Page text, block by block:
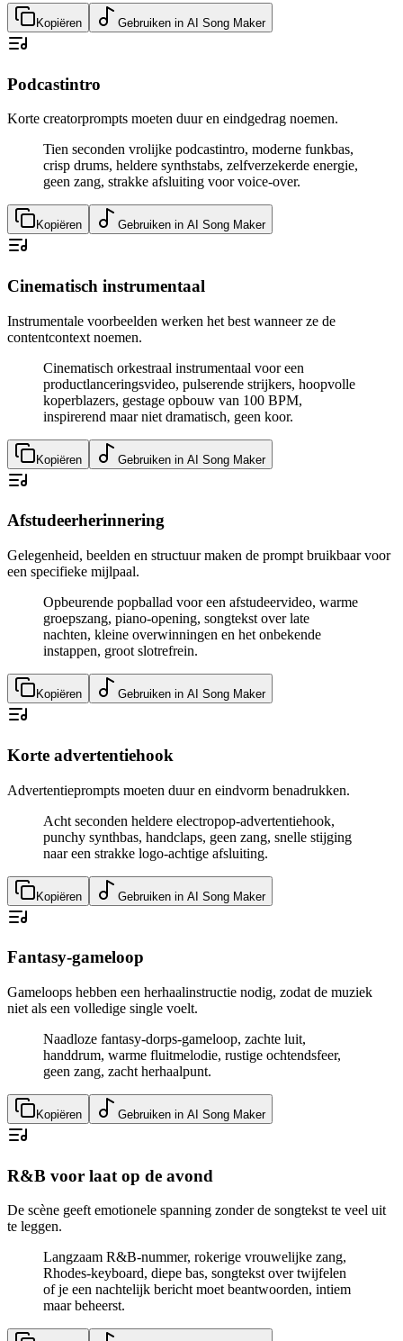
Kopiëren Gebruiken in AI Song Maker
Podcastintro
Korte creatorprompts moeten duur en eindgedrag noemen.
Tien seconden vrolijke podcastintro, moderne funkbas,
crisp drums, heldere synthstabs, zelfverzekerde energie,
geen zang, strakke afsluiting voor voice-over.
Kopiëren Gebruiken in AI Song Maker
Cinematisch instrumentaal
Instrumentale voorbeelden werken het best wanneer ze de
contentcontext noemen.
Cinematisch orkestraal instrumentaal voor een
productlanceringsvideo, pulserende strijkers, hoopvolle
koperblazers, gestage opbouw van 100 BPM,
inspirerend maar niet dramatisch, geen koor.
Kopiëren Gebruiken in AI Song Maker
Afstudeerherinnering
Gelegenheid, beelden en structuur maken de prompt bruikbaar voor
een specifieke mijlpaal.
Opbeurende popballad voor een afstudeervideo, warme
groepszang, piano-opening, songtekst over late
nachten, kleine overwinningen en het onbekende
instappen, groot slotrefrein.
Kopiëren Gebruiken in AI Song Maker
Korte advertentiehook
Advertentieprompts moeten duur en eindvorm benadrukken.
Acht seconden heldere electropop-advertentiehook,
punchy synthbas, handclaps, geen zang, snelle stijging
naar een strakke logo-achtige afsluiting.
Kopiëren Gebruiken in AI Song Maker
Fantasy-gameloop
Gameloops hebben een herhaalinstructie nodig, zodat de muziek
niet als een volledige single voelt.
Naadloze fantasy-dorps-gameloop, zachte luit,
handdrum, warme fluitmelodie, rustige ochtendsfeer,
geen zang, zacht herhaalpunt.
Kopiëren Gebruiken in AI Song Maker
R&B voor laat op de avond
De scène geeft emotionele spanning zonder de songtekst te veel uit
te leggen.
Langzaam R&B-nummer, rokerige vrouwelijke zang,
Rhodes-keyboard, diepe bas, songtekst over twijfelen
of je een nachtelijk bericht moet beantwoorden, intiem
maar beheerst.